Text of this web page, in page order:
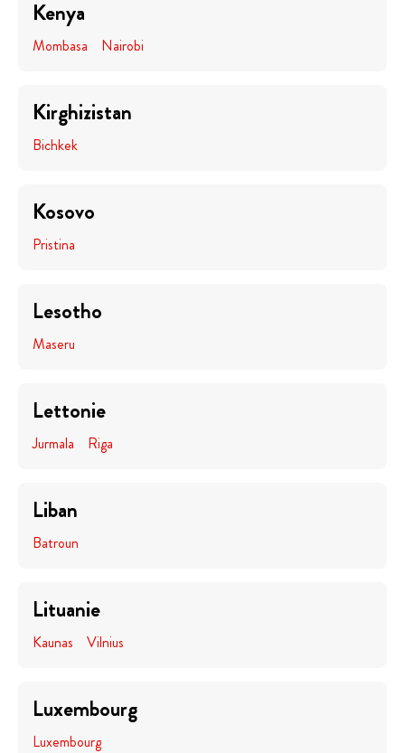
Kenya
Mombasa Nairobi
Kirghizistan
Bichkek
Kosovo
Pristina
Lesotho
Maseru
Lettonie
Jurmala Riga
Liban
Batroun
Lituanie
Kaunas Vilnius
Luxembourg
Luxembourg